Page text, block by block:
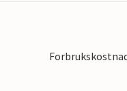
ligger rett utenfor